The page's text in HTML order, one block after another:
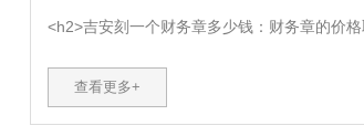
<h2>吉安刻一个财务章多少钱：财务章的价
查看更多+